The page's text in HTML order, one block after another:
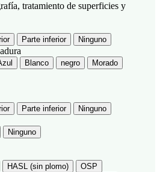
tratamiento de superficies y
Parte inferior Ninguno
Blanco negro
Morado
Parte inferior Ninguno
Ninguno
HASL (sin plomo)
OSP